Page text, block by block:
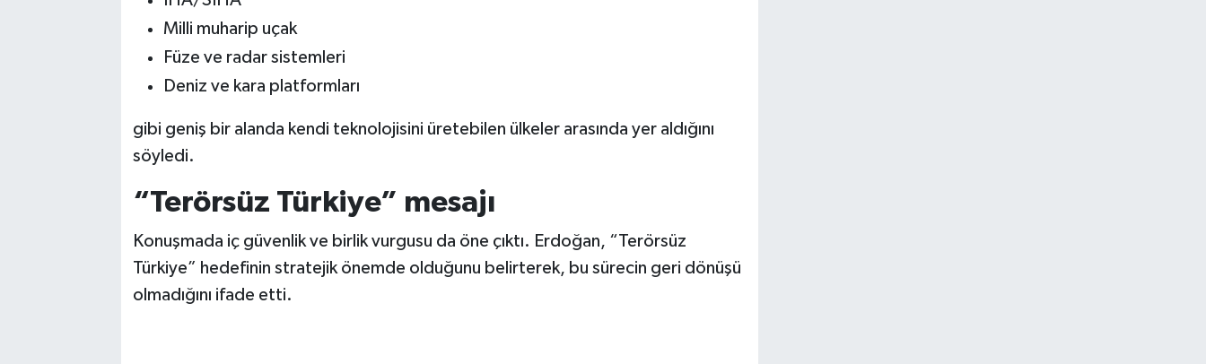
Milli muharip uçak
Füze ve radar sistemleri
Deniz ve kara platformları
gibi geniş bir alanda kendi teknolojisini üretebilen ülkeler arasında yer aldığını
söyledi.
“Terörsüz Türkiye” mesajı
Konuşmada iç güvenlik ve birlik vurgusu da öne çıktı. Erdoğan, “Terörsüz
Türkiye” hedefinin stratejik önemde olduğunu belirterek, bu sürecin geri dönüşü
olmadığını ifade etti.